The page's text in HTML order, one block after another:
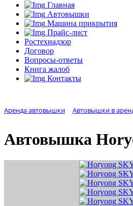
Главная
Автовышки
Машина прикрытия
Прайс-лист
Ростехнадзор
Договор
Вопросы-ответы
Книга жалоб
Контакты
Аренда автовышки Автовышки в
Автовышка